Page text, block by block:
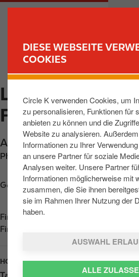
DIESE WEBSEITE
COOKIES
Circle K verwenden Cookies, um
zu personalisieren, Funktionen für
anbieten zu können und die
Website zu analysieren.
Informationen zu Ihrer
an unsere Partner für soziale
Analysen weiter. Unsere Partner
Informationen möglicherweise mit
zusammen, die Sie ihnen
sie im Rahmen Ihrer Nutzung der
haben.
AUSWAHL
ALLE
u
m
h
a
M
v
LOHFELDEN,
FIESELER
Am Fieseler Werk 7,
Phone: +495619513161
Get directions
Find us onApp Store
Find us on
HOURS